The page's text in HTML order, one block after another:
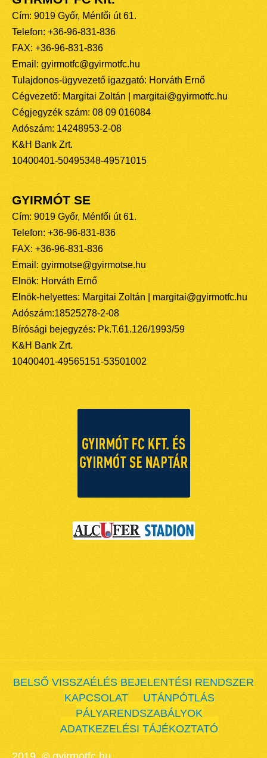
Cím: 9019 Győr, Ménfői út 61.
Telefon: +36-96-831-836
FAX: +36-96-831-836
Email: gyirmotfc@gyirmotfc.hu
Tulajdonos-ügyvezető igazgató: Horváth Ernő
Cégvezető: Margitai Zoltán | margitai@gyirmotfc.hu
Cégjegyzék szám: 08 09 016084
Adószám: 14248953-2-08
K&H Bank Zrt.
10400401-50495348-49571015
GYIRMÓT SE
Cím: 9019 Győr, Ménfői út 61.
Telefon: +36-96-831-836
FAX: +36-96-831-836
Email: gyirmotse@gyirmotse.hu
Elnök: Horváth Ernő
Elnök-helyettes: Margitai Zoltán | margitai@gyirmotfc.hu
Adószám:18525278-2-08
Bírósági bejegyzés: Pk.T.61.126/1993/59
K&H Bank Zrt.
10400401-49565151-53501002
BELSŐ VISSZAÉLÉS BEJELENTÉSI RENDSZER
KAPCSOLAT
UTÁNPÓTLÁS
PÁLYARENDSZABÁLYOK
ADATKEZELÉSI TÁJÉKOZTATÓ